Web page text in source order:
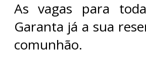
As vagas para
Garanta já a sua
comunhão.